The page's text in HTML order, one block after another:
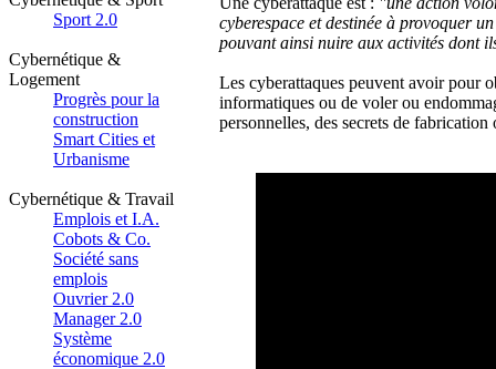
Sport 2.0
Cybernétique &
Logement
Progrès pour la
construction
Smart Cities et
Urbanisme
Cybernétique & Travail
Emplois et I.A.
Cobots & Co.
Société sans
emplois
Ouvrier 2.0
Manager 2.0
Système
économique 2.0
cyberespace et destinée à provoquer
pouvant ainsi nuire aux activités dont
Les cyberattaques peuvent avoir pour
informatiques ou de voler ou
personnelles, des secrets de